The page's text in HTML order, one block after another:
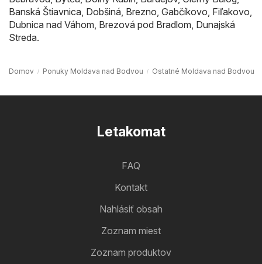
Banská Štiavnica Dobšiná Brezno Gabčíkovo Fiľakovo
Dubnica nad Váhom Brezová pod Bradlom Dunajská
Streda.
Domov Ponuky Moldava nad Bodvou Ostatné Moldava nad Bodvou
Letakomat
FAQ
Kontakt
Nahlásiť obsah
Zoznam miest
Zoznam produktov